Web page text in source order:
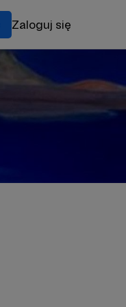
Zaloguj się